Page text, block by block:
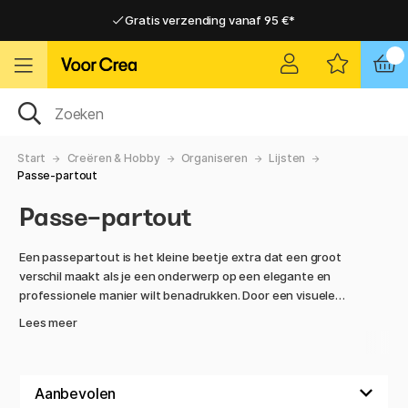
Gratis verzending vanaf 95 €*
Gratis verzending vanaf 95 €*
Start Creëren & Hobby Organiseren
Lijsten
Passe-partout
Passe-partout
Een passepartout is het kleine beetje extra dat een groot
verschil maakt als je een onderwerp op een elegante en
professionele manier wilt benadrukken. Door een visuele
tegen het glas ligt, waardoor de kwaliteit behouden blijft en
Lees meer